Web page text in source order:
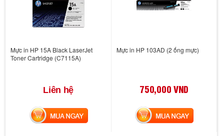
Mực in HP 15A Black LaserJet
Toner Cartridge (C7115A)
Liên hệ
MUA NGAY
Mực in HP 103AD (2 ống mực)
750,000 VND
MUA NGAY